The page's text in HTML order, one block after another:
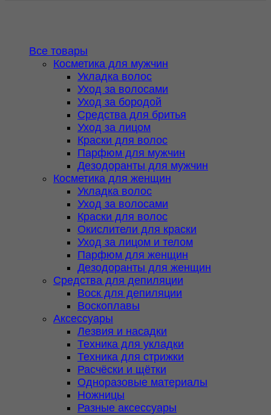
Все товары
Косметика для мужчин
Укладка волос
Уход за волосами
Уход за бородой
Средства для бритья
Уход за лицом
Краски для волос
Парфюм для мужчин
Дезодоранты для мужчин
Косметика для женщин
Укладка волос
Уход за волосами
Краски для волос
Окислители для краски
Уход за лицом и телом
Парфюм для женщин
Дезодоранты для женщин
Средства для депиляции
Воск для депиляции
Воскоплавы
Аксессуары
Лезвия и насадки
Техника для укладки
Техника для стрижки
Расчёски и щётки
Одноразовые материалы
Ножницы
Разные аксессуары